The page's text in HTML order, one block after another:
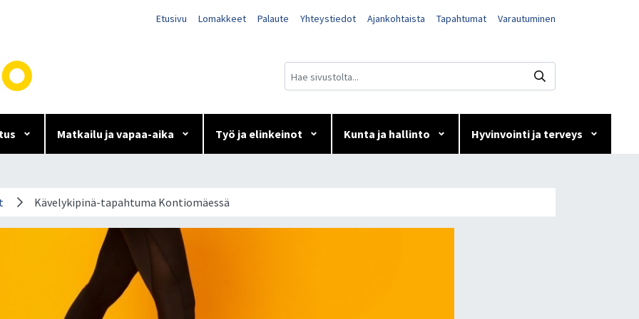
Etusivu Lomakkeet Palaute Yhteystiedot Ajankohtaista Tapahtumat Varautuminen
Matkailu ja vapaa-aika Työ ja elinkeinot Kunta ja hallinto Hyvinvointi ja terveys
Kävelykipinä-tapahtuma Kontiomäessä